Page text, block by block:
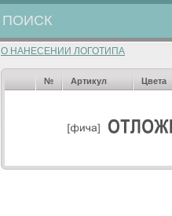
О НАНЕСЕНИИ ЛОГОТИПА
№ Артикул Цвета